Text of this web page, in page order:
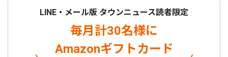
LINE・メール版 タウンニュース読者限定
毎月計30名様に
Amazonギフトカード